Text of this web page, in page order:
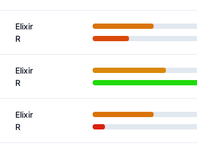
Elixir
R
Elixir
R
Elixir
R